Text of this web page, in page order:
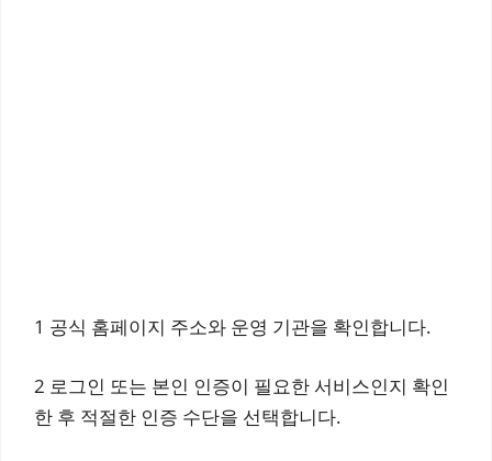
1 공식 홈페이지 주소와 운영 기관을 확인합니다.
2 로그인 또는 본인 인증이 필요한 서비스인지 확인
한 후 적절한 인증 수단을 선택합니다.